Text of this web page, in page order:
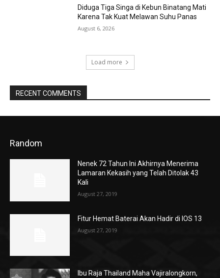
Diduga Tiga Singa di Kebun Binatang Mati
Karena Tak Kuat Melawan Suhu Panas
August 6, 2026
Load more
RECENT COMMENTS
Random
Nenek 72 Tahun Ini Akhirnya Menerima
Lamaran Kekasih yang Telah Ditolak 43
Kali
August 27, 2019
Fitur Hemat Baterai Akan Hadir di IOS 13
August 27, 2019
Ibu Raja Thailand Maha Vajiralongkorn,